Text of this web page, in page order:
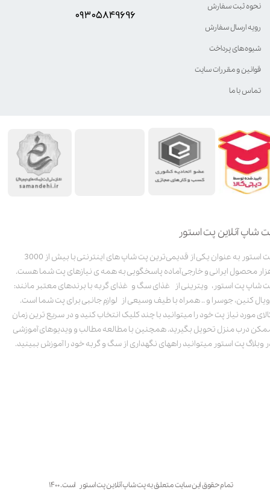
شاپ آنلاین پت استور
پت استور به عنوان یکی از قدیمی‌ترین پت شاپ های اینترنتی با بیش از 3000
محصول ایرانی و خارجی آماده پاسخگویی به همه ی نیازهای پت شما هست.
شاپ پت استور، ویترینی از غذای سگ و غذای گربه با برندهای معتبر مانند:
کنین، جوسرا و .. همراه با طیف وسیعی از لوازم جانبی برای پت شما است.
مورد نیاز پت خود را میتوانید با چند کلیک انتخاب کنید و در سریع ترین زمان
درب منزل تحویل بگیرید. همچنین با مطالعه مطالب و ویدیوهای آموزشی
وبلاگ پت استور میتوانید راههای نگهداری از سگ و گربه خود را آموزش ببینید.
تمام حقوق این سایت متعلق به پت شاپ آنلاین پت استور است. ۱۴۰۰
نحوه ثبت سفارش
رویه ارسال سفارش
شیوه‌های پرداخت
قوانین و مقررات سایت
تماس با ما
۰۹۳۰۵8۴9696